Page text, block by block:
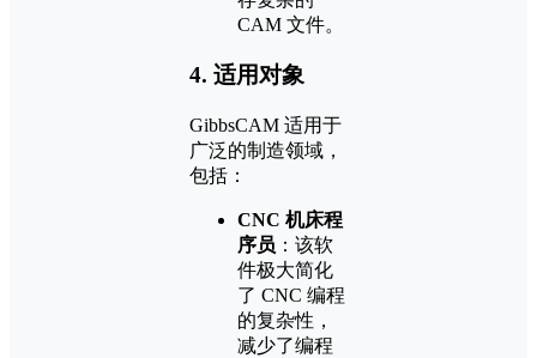
CAM 文件。
4. 适用对象
GibbsCAM 适用于
广泛的制造领域，
包括：
CNC 机床程
序员 ：该软
件极大简化
了 CNC 编程
的复杂性，
减少了编程